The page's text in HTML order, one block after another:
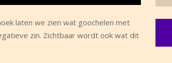
laten we zien wat goochelen met
zin. Zichtbaar wordt ook wat dit